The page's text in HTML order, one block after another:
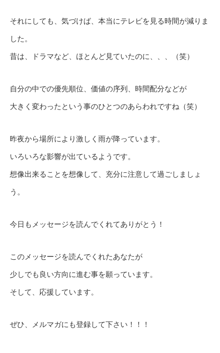
それにしても、気づけば、本当にテレビを見る時間が減りま
した。
昔は、ドラマなど、ほとんど見ていたのに、、、（笑）
自分の中での優先順位、価値の序列、時間配分などが
大きく変わったという事のひとつのあらわれですね（笑）
昨夜から場所により激しく雨が降っています。
いろいろな影響が出ているようです。
想像出来ることを想像して、充分に注意して過ごしましょ
う。
今日もメッセージを読んでくれてありがとう！
このメッセージを読んでくれたあなたが
少しでも良い方向に進む事を願っています。
そして、応援しています。
ぜひ、メルマガにも登録して下さい！！！